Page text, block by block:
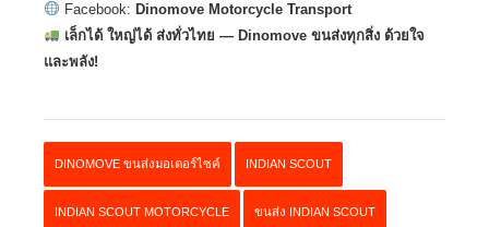
Facebook: Dinomove Motorcycle Transport
เล็กได้ ใหญ่ได้ ส่งทั่วไทย — Dinomove ขนส่งทุกสิ่ง ด้วยใจ
และพลัง!
DINOMOVE ขนส่งมอเตอร์ไซค์ INDIAN SCOUT
INDIAN SCOUT MOTORCYCLE ขนส่ง INDIAN SCOUT